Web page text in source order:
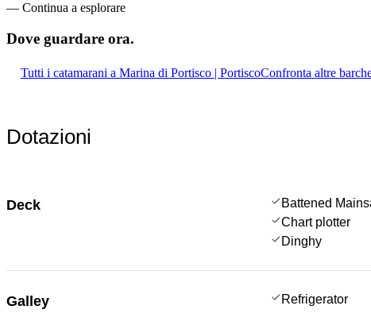
— Continua a esplorare
Dove guardare ora.
Tutti i catamarani a Marina di Portisco | PortiscoConfronta altre
Dotazioni
Deck Battened
Chart plotter
Dinghy
Galley Refrigerator